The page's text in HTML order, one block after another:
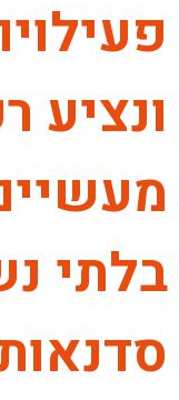
ונציע